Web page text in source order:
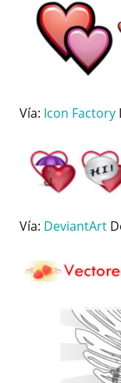
Vía: Icon Factory
Vía: DeviantArt